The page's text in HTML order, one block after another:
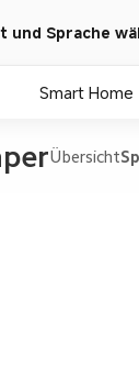
und Sprache
Smart Home
Übersicht